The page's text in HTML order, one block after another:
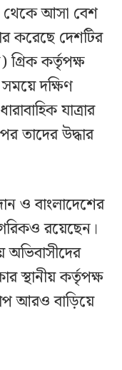
থেকে আসা বেশ
করেছে দেশটির
কর্তৃপক্ষ
দক্ষিণ
যাত্রার
তাদের উদ্ধার
ও বাংলাদেশের
রয়েছেন।
স্থানীয় কর্তৃপক্ষ
আরও বাড়িয়ে